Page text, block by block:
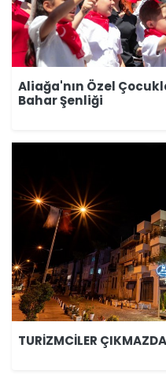
Aliağa'nın Özel
Bahar Şenliği
TURİZMCİLER ÇIKMAZDA